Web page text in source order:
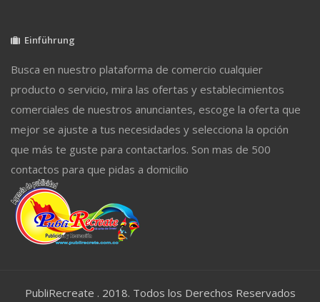
Einführung
Busca en nuestro plataforma de comercio cualquier
producto o servicio, mira las ofertas y establecimientos
comerciales de nuestros anunciantes, escoge la oferta que
mejor se ajuste a tus necesidades y selecciona la opción
que más te guste para contactarlos. Son mas de 500
contactos para que pidas a domicilio
PubliRecreate . 2018. Todos los Derechos Reservados